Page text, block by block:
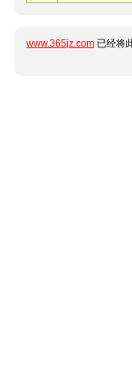
www.365jz.com 已经将